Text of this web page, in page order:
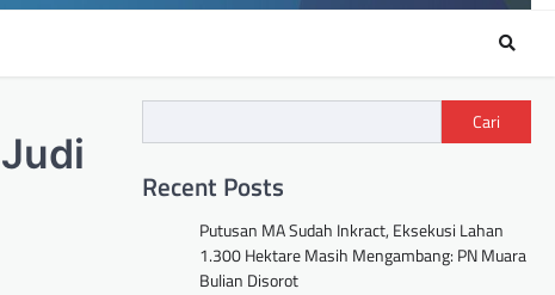
Cari
Recent Posts
Putusan MA Sudah Inkract, Eksekusi Lahan
1.300 Hektare Masih Mengambang: PN Muara
Bulian Disorot